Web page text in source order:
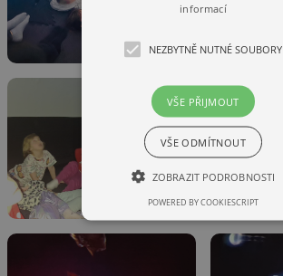
informací
NEZBYTNĚ NUTNÉ SOUBORY
VŠE PŘIJMOUT
VŠE ODMÍTNOUT
ZOBRAZIT PODROBNOSTI
POWERED BY COOKIESCRIPT